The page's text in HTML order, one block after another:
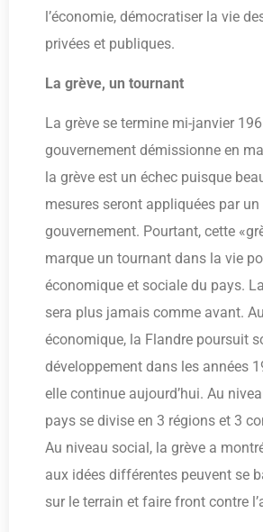
l’économie, démocratiser la vie
privées et publiques.
La grève, un tournant
La grève se termine mi-janvier
gouvernement démissionne en
la grève est un échec puisque
mesures seront appliquées par
gouvernement. Pourtant, cette
marque un tournant dans la vie
économique et sociale du pays.
sera plus jamais comme avant.
économique, la Flandre poursuit
développement dans les années
elle continue aujourd’hui. Au
pays se divise en 3 régions et 3
Au niveau social, la grève a
aux idées différentes peuvent se
sur le terrain et faire front contre